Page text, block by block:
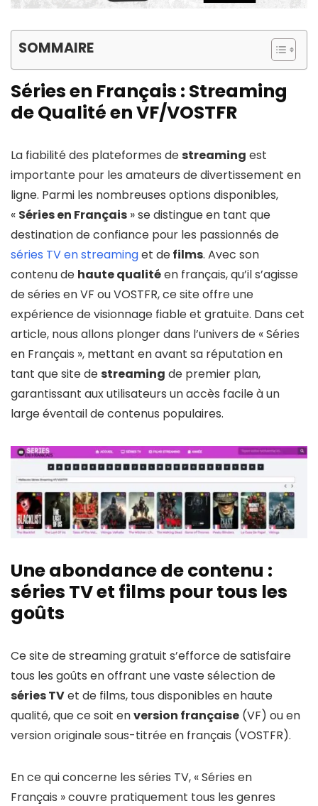
SOMMAIRE
Séries en Français : Streaming
de Qualité en VF/VOSTFR
La fiabilité des plateformes destreaming est
importante pour les amateurs de divertissement en
ligne. Parmi les nombreuses options disponibles,
« Séries en Français » se distingue en tant que
destination de confiance pour les passionnés de
séries TV en streaminget defilms. Avec son
contenu de haute qualitéen français, qu’il s’agisse
de séries en VF ou VOSTFR, ce site offre une
expérience de visionnage fiable et gratuite. Dans cet
article, nous allons plonger dans l’univers de « Séries
en Français », mettant en avant sa réputation en
tant que site destreaming de premier plan,
garantissant aux utilisateurs un accès facile à un
large éventail de contenus populaires.
Une abondance de contenu :
séries TV et films pour tous les
goûts
Ce site de streaming gratuit s’efforce de satisfaire
tous les goûts en offrant une vaste sélection de
séries TVet de films, tous disponibles en haute
qualité, que ce soit enversion française (VF) ou en
version originale sous-titrée en français (VOSTFR).
En ce qui concerne les séries TV, « Séries en
Français » couvre pratiquement tous les genres